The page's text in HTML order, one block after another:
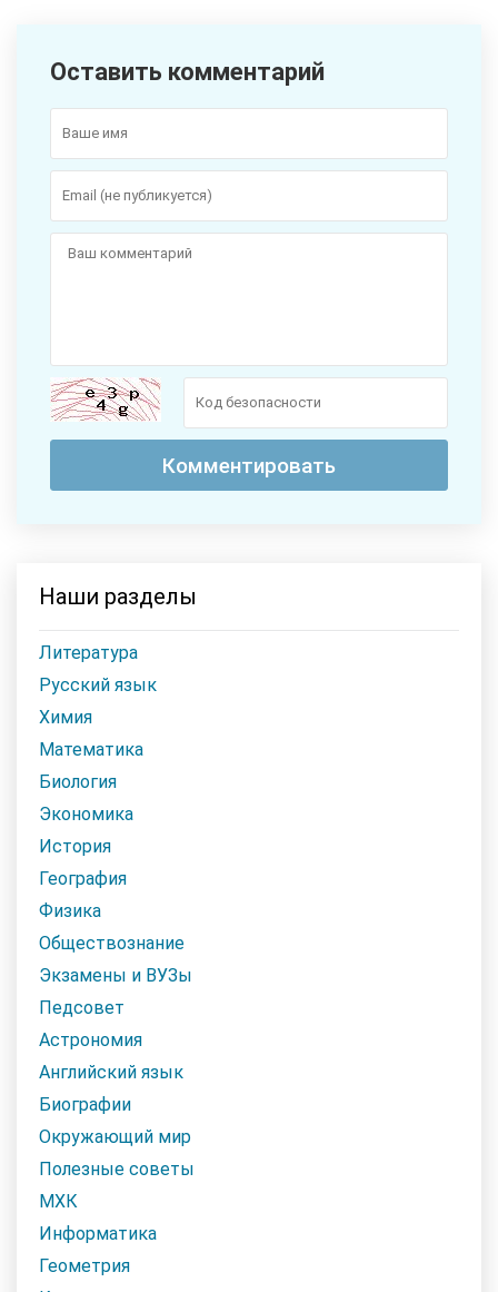
Оставить комментарий
Наши разделы
Литература
Русский язык
Химия
Математика
Биология
Экономика
История
География
Физика
Обществознание
Экзамены и ВУЗы
Педсовет
Астрономия
Английский язык
Биографии
Окружающий мир
Полезные советы
МХК
Информатика
Геометрия